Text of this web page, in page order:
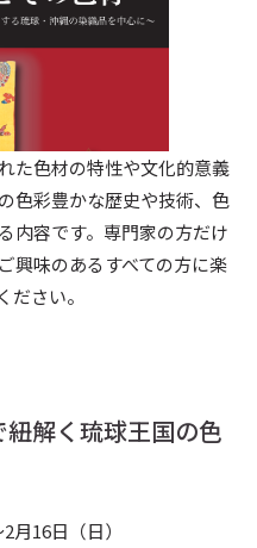
た色材の特性や文化的意義
色彩豊かな歴史や技術、色
内容です。専門家の方だけ
興味のあるすべての方に楽
ださい。
紐解く琉球王国の色
月16日（日）